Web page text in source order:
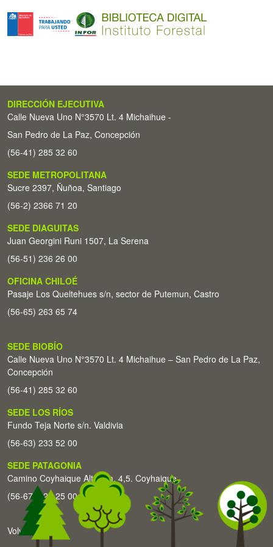
DIRECCIÓN EJECUTIVA
Calle Nueva Uno N°3570 Lt. 4 Michaihue -
San Pedro de La Paz, Concepción
(56-41) 285 32 60
SEDE METROPOLITANA
Sucre 2397, Ñuñoa, Santiago
(56-2) 2366 71 20
SEDE DIAGUITAS
Juan Georgini Runi 1507, La Serena
(56-51) 236 26 00
OFICINA CHILOÉ
Pasaje Los Queltehues s/n, sector de Putemun, Castro
(56-65) 263 65 74
SEDE BIOBÍO
Calle Nueva Uno N°3570 Lt. 4 Michaihue – San Pedro de La Paz,
Concepción
(56-41) 285 32 60
SEDE LOS RÍOS
Fundo Teja Norte s/n. Valdivia
(56-63) 233 52 00
SEDE PATAGONIA
Camino Coyhaique Alto Km. 4,5. Coyhaique
(56-67) 226 25 00
Volver arriba